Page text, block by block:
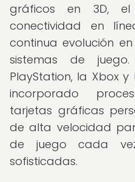
gráficos en 3D,
conectividad en
continua evolución
sistemas de
PlayStation, la Xbox
incorporado
tarjetas gráficas
de alta velocidad
de juego cada
sofisticadas.